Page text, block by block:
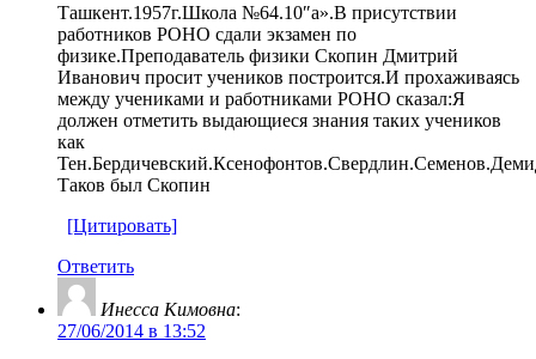
Ташкент.1957г.Школа №64.10″а».В присутствии
работников РОНО сдали экзамен по
физике.Преподаватель физики Скопин Дмитрий
Иванович просит учеников построится.И прохаживаясь
между учениками и работниками РОНО сказал:Я
должен отметить выдающиеся знания таких учеников
как
Таков был Скопин
[Цитировать]
Ответить
Инесса Кимовна:
27/06/2014 в 13:52